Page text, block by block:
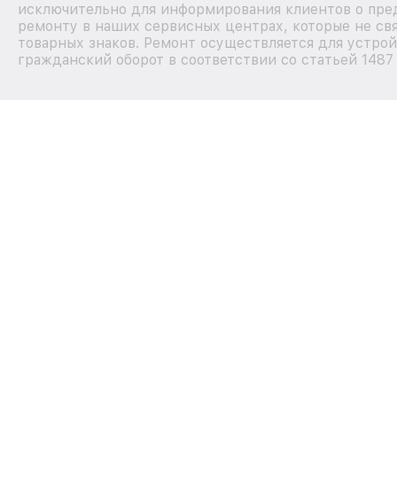
исключительно для информирования клиентов о
ремонту в наших сервисных центрах, которые не
товарных знаков. Ремонт осуществляется для
гражданский оборот в соответствии со статьей